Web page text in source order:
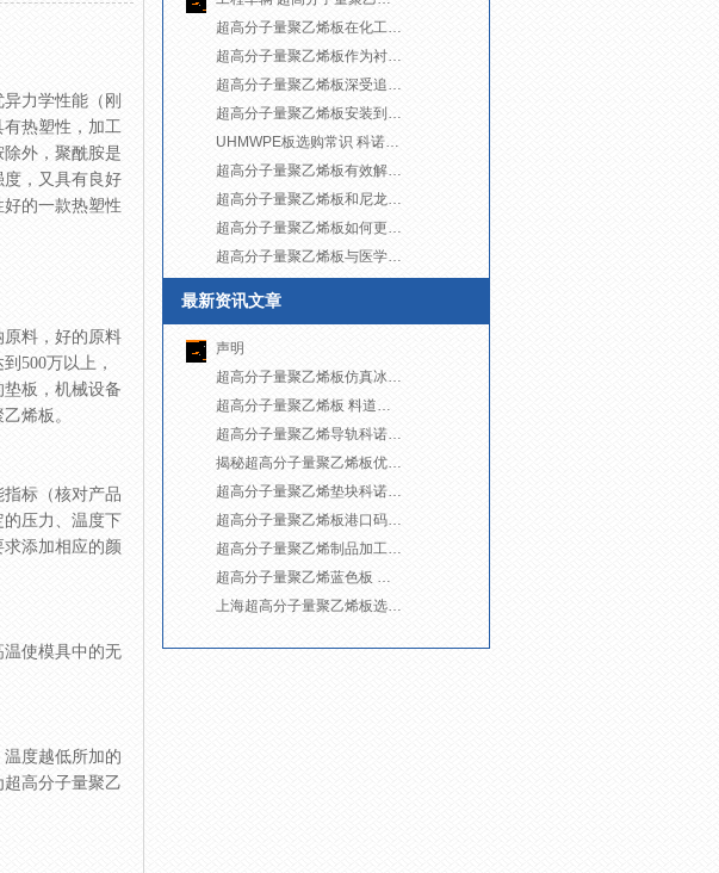
力学性能（刚
热塑性，加工
外，聚酰胺是
，又具有良好
的一款热塑性
料，好的原料
500万以上，
板，机械设备
烯板。
标（核对产品
压力、温度下
添加相应的颜
使模具中的无
度越低所加的
高分子量聚乙
超高分子量聚乙烯板在化工机械中独具优势
超高分子量聚乙烯板作为衬板使用注意事项
超高分子量聚乙烯板深受追捧 发展迅速
超高分子量聚乙烯板安装到科诺 专业厂家专业技术
UHMWPE板选购常识 科诺温馨告知
超高分子量聚乙烯板有效解决原煤仓堵塞问题
超高分子量聚乙烯板和尼龙板如何区分 科诺科技
超高分子量聚乙烯板如何更好固定 科诺科技
超高分子量聚乙烯板与医学技术关系分析 科诺科技
最新资讯文章
声明
超高分子量聚乙烯板仿真冰场 科诺专业打造
超高分子量聚乙烯板 料道衬板“高大上”
超高分子量聚乙烯导轨科诺品牌
揭秘超高分子量聚乙烯板优异特性源自何处？
超高分子量聚乙烯垫块科诺专业生产厂家
超高分子量聚乙烯板港口码头桥式抓斗卸船机广泛应用
超高分子量聚乙烯制品加工订做 科诺专业
超高分子量聚乙烯蓝色板 接受预定
上海超高分子量聚乙烯板选购到科诺